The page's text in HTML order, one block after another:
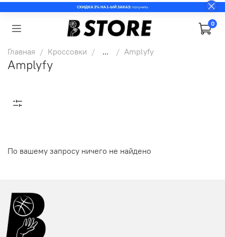
0
Главная Кроссовки ... Amplyfy
Amplyfy
По вашему запросу ничего не найдено